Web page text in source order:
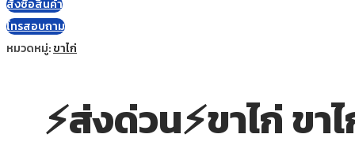
สั่งซื้อสินค้า
โทรสอบถาม
หมวดหมู่:ขาไก่
⚡ส่งด่วน⚡ขาไก่